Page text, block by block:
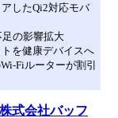
したQi2対応モバ
の影響拡大
を健康デバイスへ
Fiルーターが割引
式会社バッフ